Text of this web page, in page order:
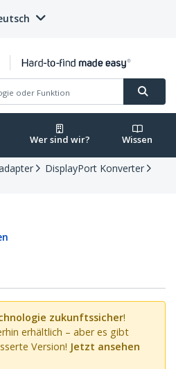
Wer sind wir? Wissen
DisplayPort Konverter
zukunftssicher!
erhältlich – aber es gibt
Version! Jetzt ansehen